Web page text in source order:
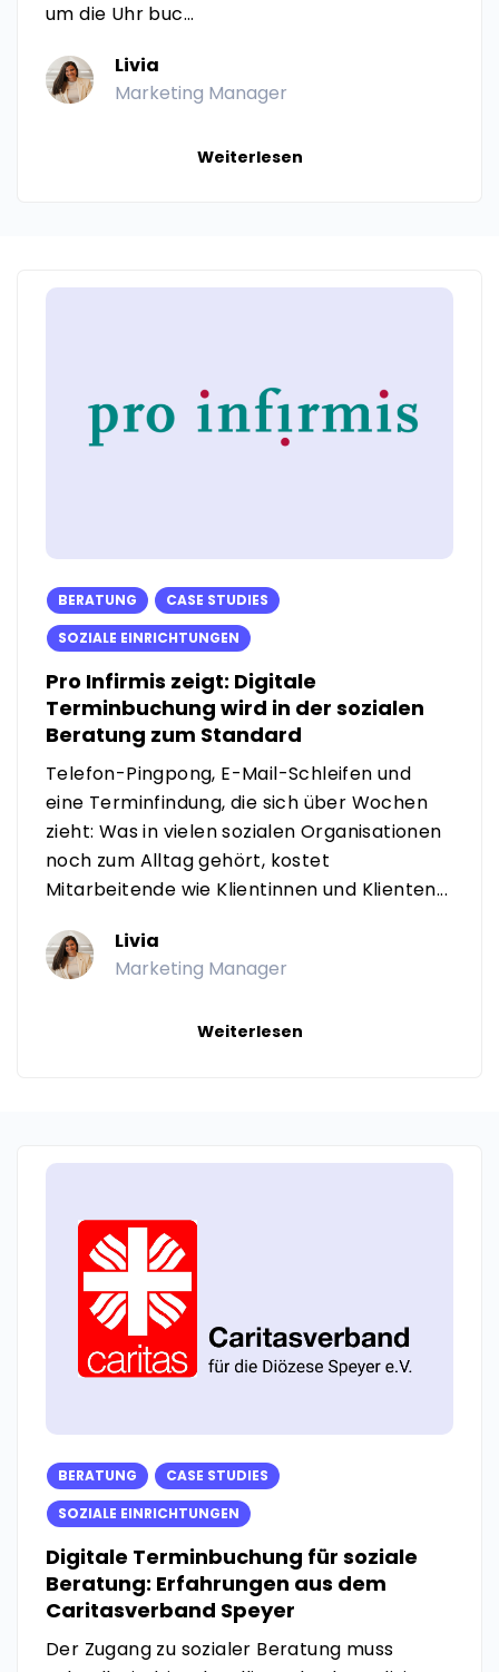
um die Uhr buc...
Livia
Marketing Manager
Weiterlesen
BERATUNG
CASE STUDIES
SOZIALE EINRICHTUNGEN
Pro Infirmis zeigt: Digitale
Terminbuchung wird in der sozialen
Beratung zum Standard
Telefon-Pingpong, E-Mail-Schleifen und
eine Terminfindung, die sich über Wochen
zieht: Was in vielen sozialen Organisationen
noch zum Alltag gehört, kostet
Mitarbeitende wie Klientinnen und Klienten...
Livia
Marketing Manager
Weiterlesen
BERATUNG
CASE STUDIES
SOZIALE EINRICHTUNGEN
Digitale Terminbuchung für soziale
Beratung: Erfahrungen aus dem
Caritasverband Speyer
Der Zugang zu sozialer Beratung muss